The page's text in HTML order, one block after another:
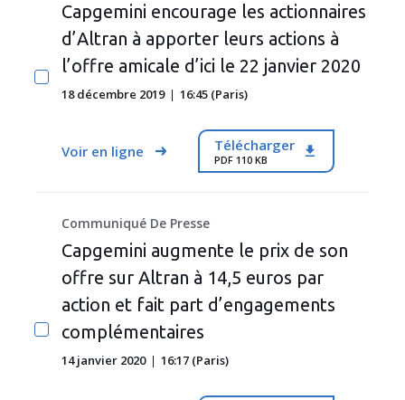
Capgemini encourage les actionnaires
d’Altran à apporter leurs actions à
l’offre amicale d’ici le 22 janvier 2020
18 décembre 2019 16:45 (Paris)
Voir en ligne Télécharger
PDF 110 KB
Communiqué De Presse
Capgemini augmente le prix de son
offre sur Altran à 14,5 euros par
action et fait part d’engagements
complémentaires
14 janvier 2020 16:17 (Paris)